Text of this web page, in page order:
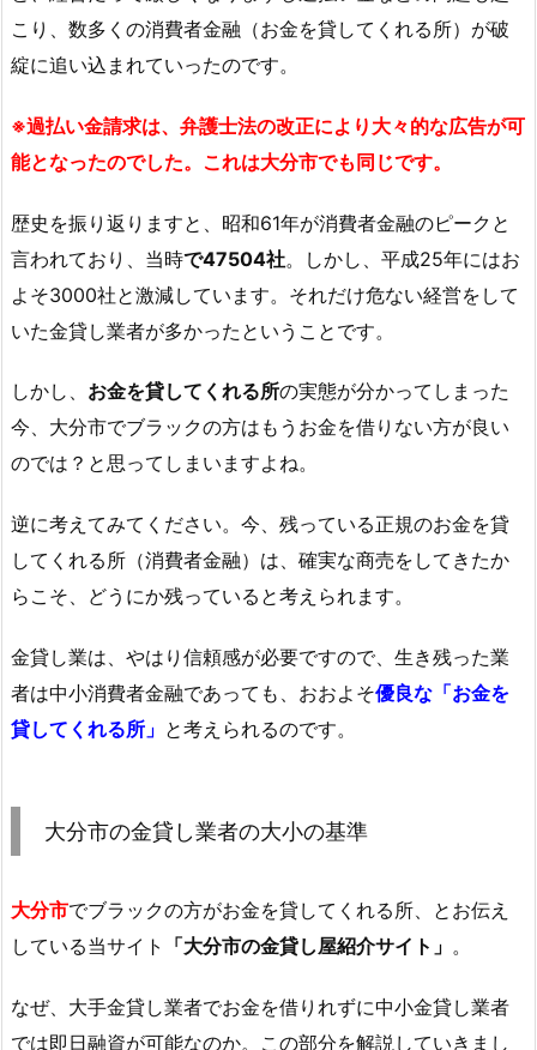
こり、数多くの消費者金融（お金を貸してくれる所）が破
綻に追い込まれていったのです。
※過払い金請求は、弁護士法の改正により大々的な広告が可
能となったのでした。これは大分市でも同じです。
歴史を振り返りますと、昭和61年が消費者金融のピークと
言われており、当時で47504社。しかし、平成25年にはお
よそ3000社と激減しています。それだけ危ない経営をして
いた金貸し業者が多かったということです。
しかし、 お金を貸してくれる所の実態が分かってしまった
今、大分市でブラックの方はもうお金を借りない方が良い
のでは？と思ってしまいますよね。
逆に考えてみてください。今、残っている正規のお金を貸
してくれる所（消費者金融）は、確実な商売をしてきたか
らこそ、どうにか残っていると考えられます。
金貸し業は、やはり信頼感が必要ですので、生き残った業
者は中小消費者金融であっても、おおよそ優良な「お金を
貸してくれる所」 と考えられるのです。
大分市の金貸し業者の大小の基準
大分市でブラックの方がお金を貸してくれる所、とお伝え
している当サイト
「大分市の金貸し屋紹介サイト」 。
なぜ、大手金貸し業者でお金を借りれずに中小金貸し業者
では即日融資が可能なのか。この部分を解説していきまし